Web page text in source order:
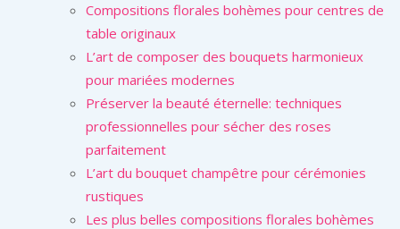
Compositions florales bohèmes pour centres de
table originaux
L’art de composer des bouquets harmonieux
pour mariées modernes
Préserver la beauté éternelle: techniques
professionnelles pour sécher des roses
parfaitement
L’art du bouquet champêtre pour cérémonies
rustiques
Les plus belles compositions florales bohèmes